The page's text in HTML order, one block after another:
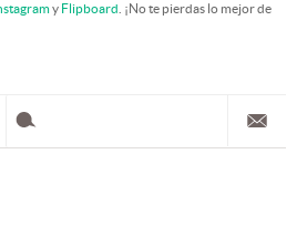
y Flipboard . ¡No te pierdas lo mejor de